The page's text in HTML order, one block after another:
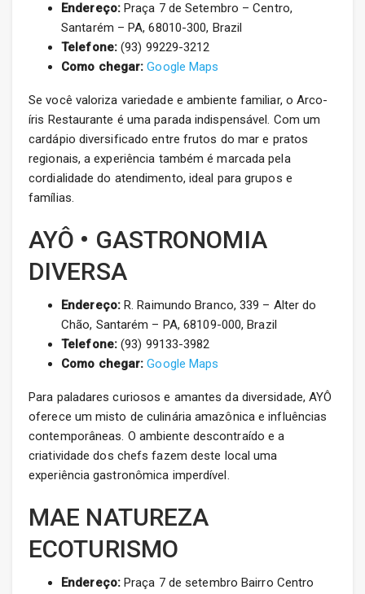
Endereço:Praça 7 de Setembro – Centro,
Santarém – PA, 68010-300, Brazil
Telefone:(93) 99229-3212
Como chegar: Google Maps
Se você valoriza variedade e ambiente familiar, o Arco-
íris Restaurante é uma parada indispensável. Com um
cardápio diversificado entre frutos do mar e pratos
regionais, a experiência também é marcada pela
cordialidade do atendimento, ideal para grupos e
famílias.
AYÔ • GASTRONOMIA
DIVERSA
Endereço:R. Raimundo Branco, 339 – Alter do
Chão, Santarém – PA, 68109-000, Brazil
Telefone:(93) 99133-3982
Como chegar: Google Maps
Para paladares curiosos e amantes da diversidade, AYÔ
oferece um misto de culinária amazônica e influências
contemporâneas. O ambiente descontraído e a
criatividade dos chefs fazem deste local uma
experiência gastronômica imperdível.
MAE NATUREZA
ECOTURISMO
Endereço:Praça 7 de setembro Bairro Centro